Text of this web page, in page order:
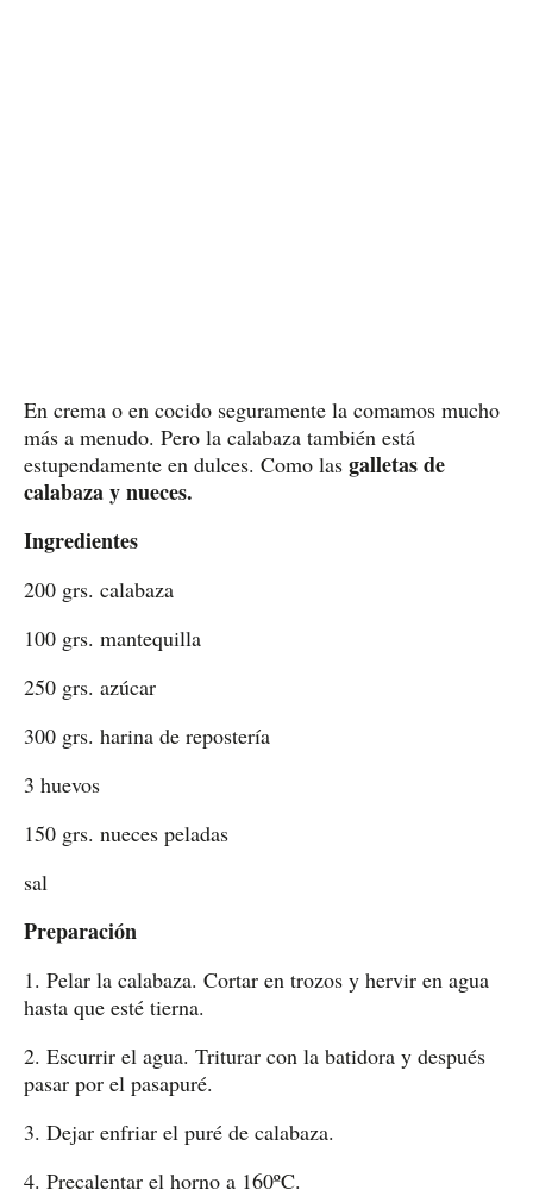
En crema o en cocido seguramente la comamos mucho
más a menudo. Pero la calabaza también está
estupendamente en dulces. Como las galletas de
calabaza y nueces.
Ingredientes
200 grs. calabaza
100 grs. mantequilla
250 grs. azúcar
300 grs. harina de repostería
3 huevos
150 grs. nueces peladas
sal
Preparación
1. Pelar la calabaza. Cortar en trozos y hervir en agua
hasta que esté tierna.
2. Escurrir el agua. Triturar con la batidora y después
pasar por el pasapuré.
3. Dejar enfriar el puré de calabaza.
4. Precalentar el horno a 160ºC.